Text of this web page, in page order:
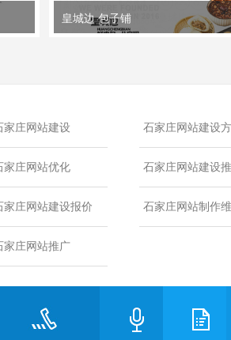
皇城边 包子铺
家庄网站建设
家庄网站优化
家庄网站建设报价
家庄网站推广
石家庄网站建设
石家庄网站建设
石家庄网站制作